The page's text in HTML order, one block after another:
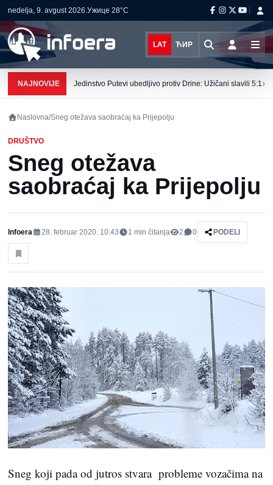
nedelja, 9. avgust 2026.Ужице 28°C
LAT ЋИР
NAJNOVIJE Jedinstvo Putevi ubedljivo protiv Drine: Užičani slavili 5:1›
Naslovna/Sneg otežava saobraćaj ka Prijepolju
DRUŠTVO
Sneg otežava
saobraćaj ka Prijepolju
Infoera 28. februar 2020. 10:43 1 min čitanja 2 0 PODELI
Sneg koji pada od jutros stvara probleme vozačima na